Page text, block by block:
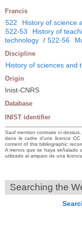
Francis
522 History of science
522-53
History of
technology / 522-56
Discipline
History of sciences and
Origin
Inist-CNRS
Database
INIST identifier
Sauf mention contraire ci-
dans le cadre d’une licence
content of this bibliographic
A menos que se haya señalado
utilizado al amparo de una
Searching the